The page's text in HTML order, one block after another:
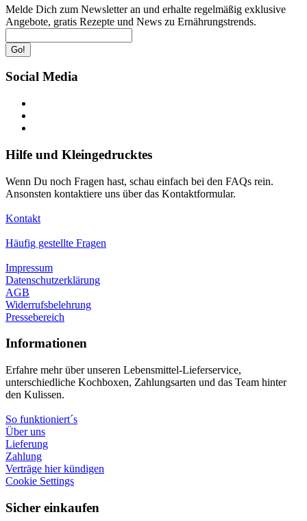
Melde Dich zum Newsletter an und erhalte regelmäßig exklusive
Angebote, gratis Rezepte und News zu Ernährungstrends.
Go!
Social Media
Hilfe und Kleingedrucktes
Wenn Du noch Fragen hast, schau einfach bei den FAQs rein.
Ansonsten kontaktiere uns über das Kontaktformular.
Kontakt
Häufig gestellte Fragen
Impressum
Datenschutzerklärung
AGB
Widerrufsbelehrung
Pressebereich
Informationen
Erfahre mehr über unseren Lebensmittel-Lieferservice,
unterschiedliche Kochboxen, Zahlungsarten und das Team hinter
den Kulissen.
So funktioniert´s
Über uns
Lieferung
Zahlung
Verträge hier kündigen
Cookie Settings
Sicher einkaufen